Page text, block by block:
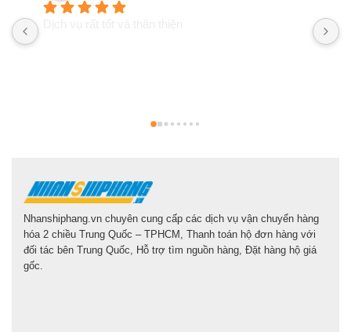
Nhanshiphang.vn chuyên cung cấp các dịch vụ vận chuyển hàng
hóa 2 chiều Trung Quốc – TPHCM, Thanh toán hộ đơn hàng với
đối tác bên Trung Quốc, Hỗ trợ tìm nguồn hàng, Đặt hàng hộ giá
gốc.